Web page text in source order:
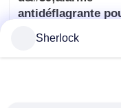
Sherlock